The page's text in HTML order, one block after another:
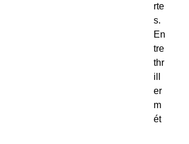
rte
s.
En
tre
thr
ill
er
m
ét